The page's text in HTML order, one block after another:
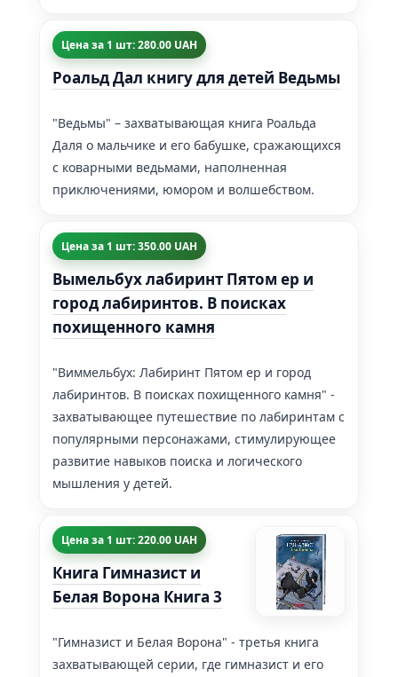
Цена за 1 шт: 280.00 UAH
Роальд Дал книгу для детей Ведьмы
"Ведьмы" – захватывающая книга Роальда
Даля о мальчике и его бабушке, сражающихся
с коварными ведьмами, наполненная
приключениями, юмором и волшебством.
Цена за 1 шт: 350.00 UAH
Вымельбух лабиринт Пятом ер и
город лабиринтов. В поисках
похищенного камня
"Виммельбух: Лабиринт Пятом ер и город
лабиринтов. В поисках похищенного камня" -
захватывающее путешествие по лабиринтам с
популярными персонажами, стимулирующее
развитие навыков поиска и логического
мышления у детей.
Цена за 1 шт: 220.00 UAH
Книга Гимназист и
Белая Ворона Книга 3
"Гимназист и Белая Ворона" - третья книга
захватывающей серии, где гимназист и его